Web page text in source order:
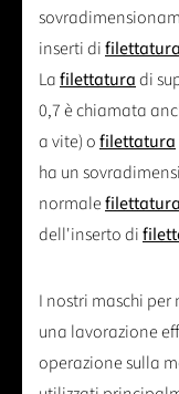
inserti difilettatura
Lafilettaturadi
0,7 è chiamata
a vite) ofilettatura
ha un
normalefilettatura
dell'inserto di
I nostri maschi
una lavorazione
operazione sulla